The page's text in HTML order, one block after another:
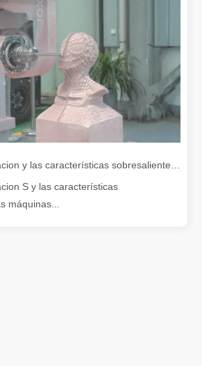
Los versátiles Aplicacion y las características sobresalientes de las máquinas de marcado láser
S y las características
máquinas...